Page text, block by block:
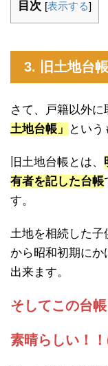
目次 [表示する]
3. 旧土地台
さて、戸籍以外
土地台帳」
という
旧土地台帳とは、
有者を記した台帳
す。
土地を相続した
から昭和初期に
出来ます。
そしてこの台
素晴らしい！